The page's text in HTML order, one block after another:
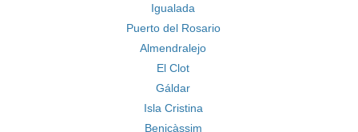
Igualada
Puerto del Rosario
Almendralejo
El Clot
Gáldar
Isla Cristina
Benicàssim